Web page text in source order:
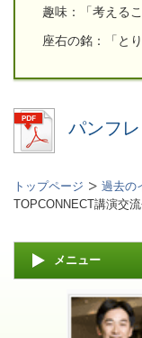
趣味：「考える
座右の銘：「と
パンフ
トップページ 過去の
TOPCONNECT講演交
メニュー